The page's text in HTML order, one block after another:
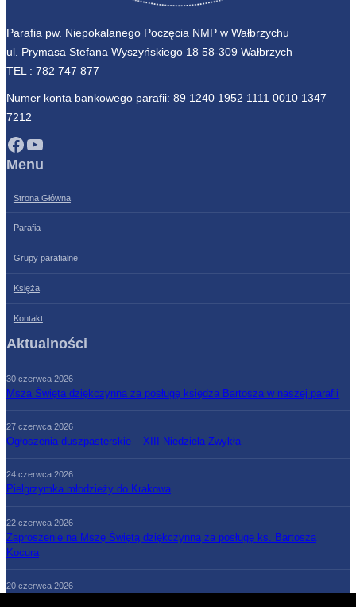
Parafia pw. Niepokalanego Poczęcia NMP w Wałbrzychu
ul. Prymasa Stefana Wyszyńskiego 18 58-309 Wałbrzych
TEL : 782 747 877
Numer konta bankowego parafii: 89 1240 1952 1111 0010 1347
7212
Facebook YouTube
Menu
Strona Główna
Parafia
Grupy parafialne
Księża
Kontakt
Aktualności
30 czerwca 2026
Msza Święta dziękczynna za posługę księdza Bartosza w naszej parafii
27 czerwca 2026
Ogłoszenia duszpasterskie – XIII Niedziela Zwykła
24 czerwca 2026
Pielgrzymka młodzieży do Krakowa
22 czerwca 2026
Zaproszenie na Mszę Świętą dziękczynną za posługę ks. Bartosza
Kocura
20 czerwca 2026